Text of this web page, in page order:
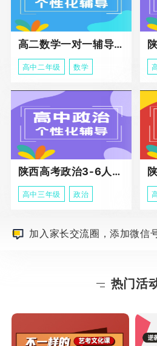
高二数学一对一辅导课程
高中二年级 数学
陕西高考政治3-6人班课程
高中三年级 政治
加入家长交流圈，添加微
热门活